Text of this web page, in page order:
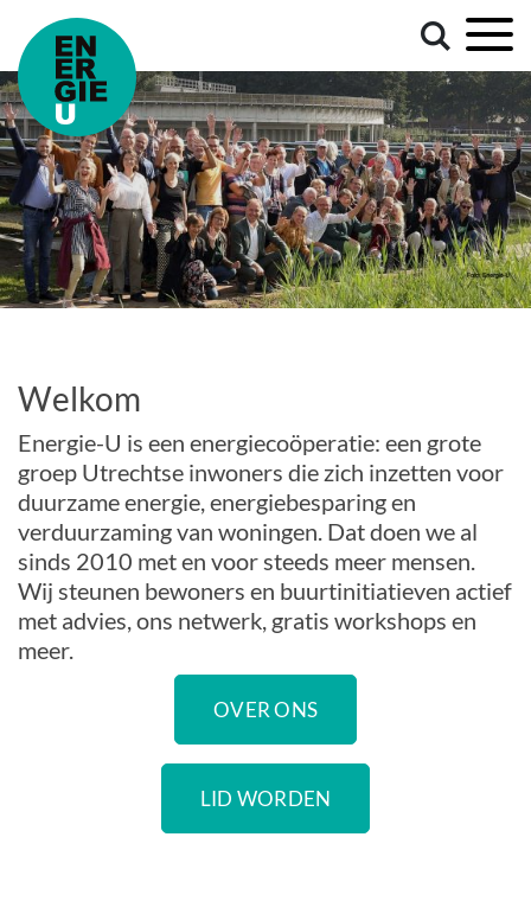
Welkom
Energie-U is een energiecoöperatie: een grote
groep Utrechtse inwoners die zich inzetten voor
duurzame energie, energiebesparing en
verduurzaming van woningen. Dat doen we al
sinds 2010 met en voor steeds meer mensen.
Wij steunen bewoners en buurtinitiatieven actief
met advies, ons netwerk, gratis workshops en
meer.
OVER ONS
LID WORDEN